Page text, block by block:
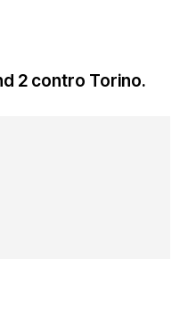
2 contro Torino.